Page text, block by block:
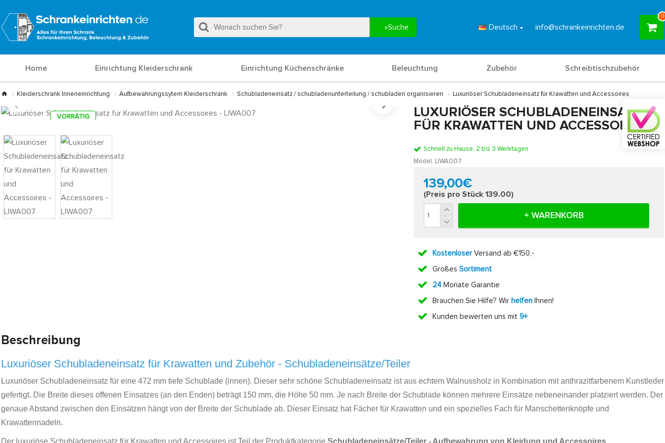
Suche Deutsch info@schrankeinrichten.de
0
Home Einrichtung Kleiderschrank Einrichtung Küchenschränke Beleuchtung Zubehör Schreibtischzubehör
Kleiderschrank Inneneinrichtung Aufbewahrungssytem Kleiderschrank Schubladeneinsatz / schubladenunterteilung / schubladen organisieren Luxuriöser Schubladeneinsatz für Krawatten und Accessoires
VORRÄTIG
LUXURIÖSER SCHUBLADENEINSATZ
FÜR KRAWATTEN UND ACCESSOIRES
Schnell zu Hause, 2 bis 3 Werktagen
Model: LIWA007
139,00€
(Preis pro Stück 139.00)
+ WARENKORB
KostenloserVersand ab €150,-
Großes Sortiment
24Monate Garantie
Brauchen Sie Hilfe? Wir helfenIhnen!
Kunden bewerten uns mit 9+
Beschreibung
Luxuriöser Schubladeneinsatz für Krawatten und Zubehör - Schubladeneinsätze/Teiler
Luxuriöser Schubladeneinsatz für eine 472 mm tiefe Schublade (innen). Dieser sehr schöne Schubladeneinsatz ist aus echtem Walnussholz in Kombination mit anthrazitfarbenem Kunstleder
gefertigt. Die Breite dieses offenen Einsatzes (an den Enden) beträgt 150 mm, die Höhe 50 mm. Je nach Breite der Schublade können mehrere Einsätze nebeneinander platziert werden. Der
genaue Abstand zwischen den Einsätzen hängt von der Breite der Schublade ab. Dieser Einsatz hat Fächer für Krawatten und ein spezielles Fach für Manschettenknöpfe und
Krawattennadeln.
Der luxuriöse Schubladeneinsatz für Krawatten und Accessoires ist Teil der Produktkategorie Schubladeneinsätze/Teiler - Aufbewahrung von Kleidung und Accessoires